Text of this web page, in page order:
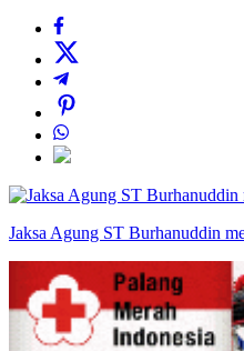
Jaksa Agung ST Burhanuddin